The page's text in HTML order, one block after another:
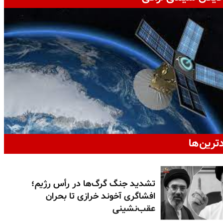
تشدید جنگ گرگ‌ها در رأس رژیم؛
افشاگری آخوند خرازی تا بحران
عقب‌نشینی